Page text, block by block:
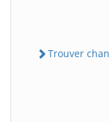
Trouver